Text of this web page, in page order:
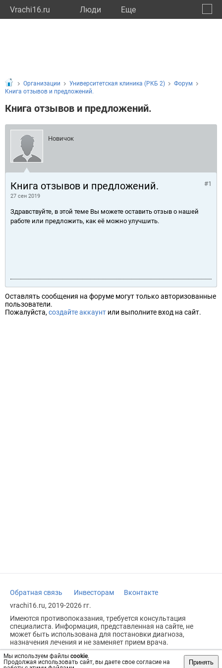
Vrachi16.ru Люди Eще
Мы используем файлы cookie.
Продолжая использовать сайт, вы даете свое согласие на
Принять
Организации Университетская клиника (РКБ 2)
Форум
Книга отзывов и предложений.
Книга отзывов и предложений.
Новичок
Книга отзывов и предложений.
27 сен 2019
#1
Здравствуйте, в этой теме Вы можете оставить отзыв о нашей
работе или предложить, как её можно улучшить.
Оставлять сообщения на форуме могут только авторизованные
пользователи.
Пожалуйста, создайте аккаунт или выполните вход на сайт.
Обратная связь Инвесторам
Вконтакте
vrachi16.ru, 2019-2026 гг.
Имеются противопоказания, требуется консультация
специалиста. Информация, представленная на сайте, не
может быть использована для постановки диагноза,
назначения лечения и не заменяет прием врача.
Возрастное ограничение: 18+